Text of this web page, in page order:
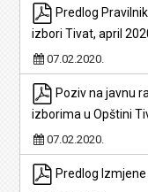
Predlog
izbori Tivat, april
07.02.2020.
Poziv na javnu
izborima u Opštini
07.02.2020.
Predlog